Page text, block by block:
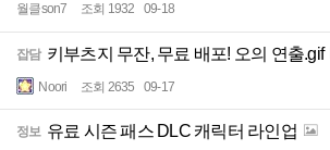
월클son7 조회 1932 09-18
잡담 키부츠지 무잔, 무료 배포! 오의 연출.gif
Noori 조회 2635 09-17
정보 유료 시즌 패스 DLC 캐릭터 라인업